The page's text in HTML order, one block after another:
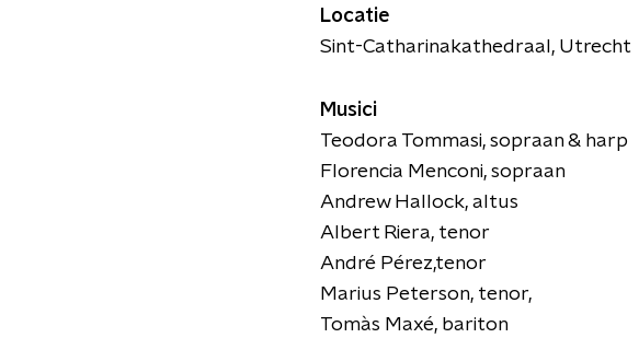
Locatie
Sint-Catharinakathedraal, Utrecht
Musici
Teodora Tommasi, sopraan & harp
Florencia Menconi, sopraan
Andrew Hallock, altus
Albert Riera, tenor
André Pérez,tenor
Marius Peterson, tenor,
Tomàs Maxé, bariton